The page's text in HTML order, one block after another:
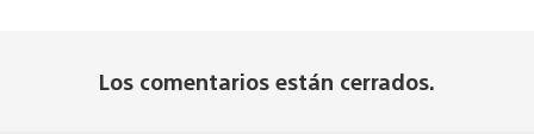
Los comentarios están cerrados.